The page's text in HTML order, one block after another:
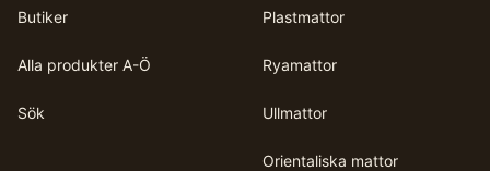
Butiker
Alla produkter A-Ö
Sök
Plastmattor
Ryamattor
Ullmattor
Orientaliska mattor